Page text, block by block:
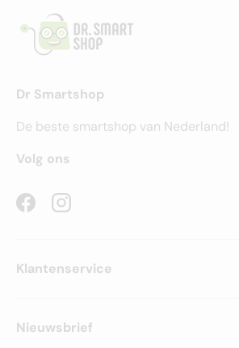
Dr Smartshop
De beste smartshop van Nederland!
Volg ons
FacebookInstagram
Klantenservice
Nieuwsbrief